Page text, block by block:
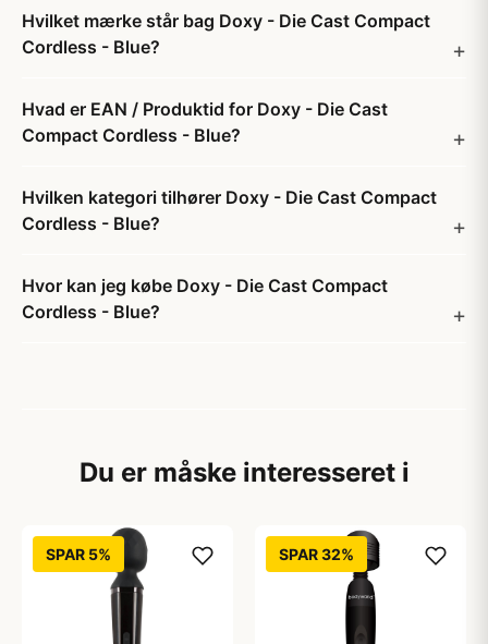
Hvilket mærke står bag Doxy - Die Cast Compact
Cordless - Blue?
Hvad er EAN / Produktid for Doxy - Die Cast
Compact Cordless - Blue?
Hvilken kategori tilhører Doxy - Die Cast Compact
Cordless - Blue?
Hvor kan jeg købe Doxy - Die Cast Compact
Cordless - Blue?
Du er måske interesseret i
SPAR 5% SPAR 32%